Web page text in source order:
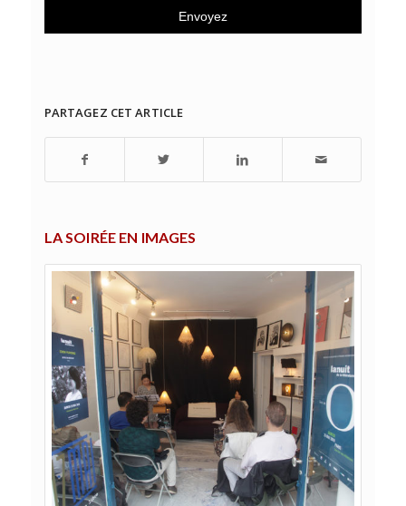
PARTAGEZ CET ARTICLE
LA SOIRÉE EN IMAGES